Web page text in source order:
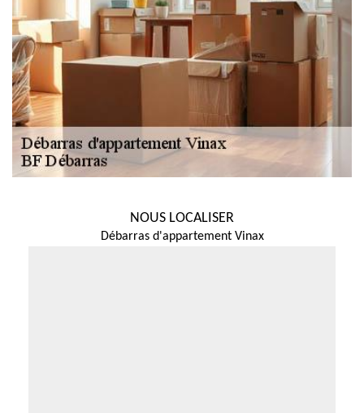
NOUS LOCALISER
Débarras d'appartement Vinax